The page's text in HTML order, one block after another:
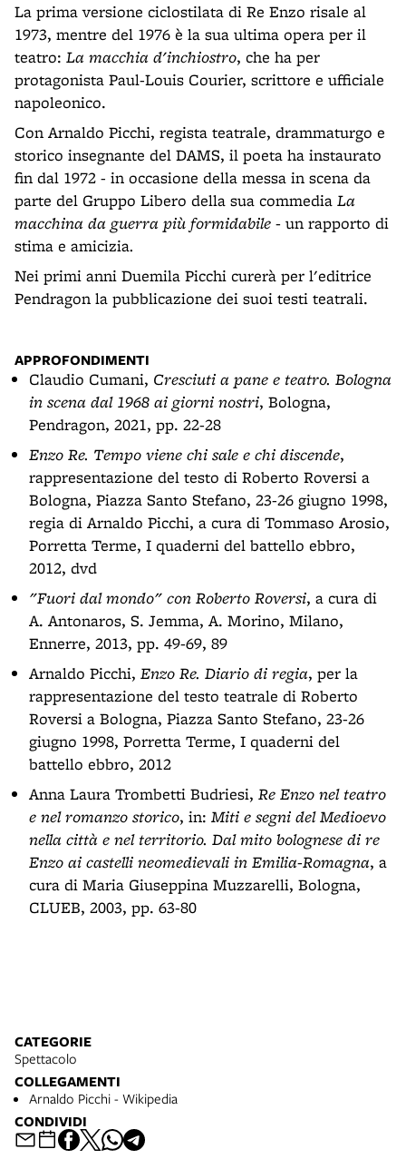
La prima versione ciclostilata di Re Enzo risale al
1973, mentre del 1976 è la sua ultima opera per il
teatro: La macchia d'inchiostro, che ha per
protagonista Paul-Louis Courier, scrittore e ufficiale
napoleonico.
Con Arnaldo Picchi, regista teatrale, drammaturgo e
storico insegnante del DAMS, il poeta ha instaurato
fin dal 1972 - in occasione della messa in scena da
parte del Gruppo Libero della sua commedia La
macchina da guerra più formidabile - un rapporto di
stima e amicizia.
Nei primi anni Duemila Picchi curerà per l'editrice
Pendragon la pubblicazione dei suoi testi teatrali.
APPROFONDIMENTI
Claudio Cumani, Cresciuti a pane e teatro. Bologna
in scena dal 1968 ai giorni nostri, Bologna,
Pendragon, 2021, pp. 22-28
Enzo Re. Tempo viene chi sale e chi discende,
rappresentazione del testo di Roberto Roversi a
Bologna, Piazza Santo Stefano, 23-26 giugno 1998,
regia di Arnaldo Picchi, a cura di Tommaso Arosio,
Porretta Terme, I quaderni del battello ebbro,
2012, dvd
"Fuori dal mondo" con Roberto Roversi, a cura di
A. Antonaros, S. Jemma, A. Morino, Milano,
Ennerre, 2013, pp. 49-69, 89
Arnaldo Picchi, Enzo Re. Diario di regia, per la
rappresentazione del testo teatrale di Roberto
Roversi a Bologna, Piazza Santo Stefano, 23-26
giugno 1998, Porretta Terme, I quaderni del
battello ebbro, 2012
Anna Laura Trombetti Budriesi, Re Enzo nel teatro
e nel romanzo storico, in: Miti e segni del Medioevo
nella città e nel territorio. Dal mito bolognese di re
Enzo ai castelli neomedievali in Emilia-Romagna, a
cura di Maria Giuseppina Muzzarelli, Bologna,
CLUEB, 2003, pp. 63-80
CATEGORIE
Spettacolo
COLLEGAMENTI
Arnaldo Picchi - Wikipedia
CONDIVIDI